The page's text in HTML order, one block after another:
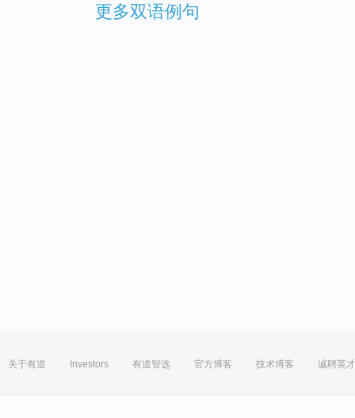
更多双语例句
关于有道 Investors 有道智选 官方博客 技术博客 诚聘英才